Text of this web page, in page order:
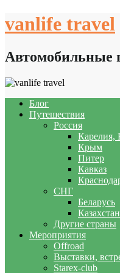
to
vanlife travel
Автомобильные
Блог
Путешествия
Россия
Карелия,
Крым
Питер
Кавказ
СНГ
Беларусь
Казахстан
Другие страны
Мероприятия
Offroad
Выставки,
Starex-club